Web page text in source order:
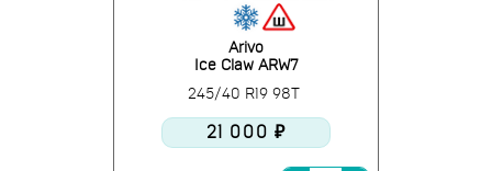
Arivo
Ice Claw ARW7
245/40 R19 98T
21 000 ₽